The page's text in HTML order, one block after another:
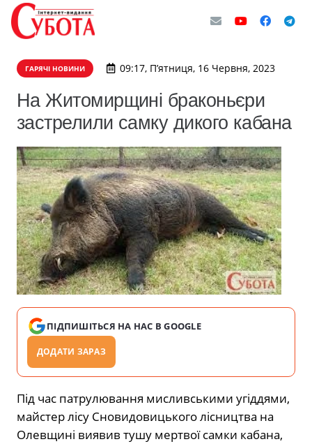
ГАРЯЧІ НОВИНИ 09:17, П’ятниця, 16 Червня, 2023
На Житомирщині браконьєри
застрелили самку дикого кабана
ПІДПИШІТЬСЯ НА НАС В GOOGLE
ДОДАТИ ЗАРАЗ
Під час патрулювання мисливськими угіддями,
майстер лісу Сновидовицького лісництва на
Олевщині виявив тушу мертвої самки кабана,